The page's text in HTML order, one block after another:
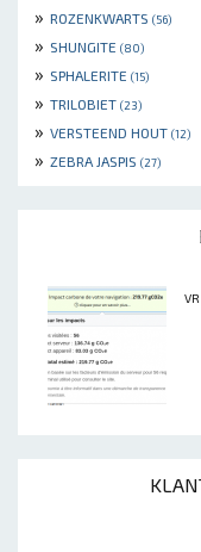
» ROZENKWARTS (56)
» SHUNGITE (80)
» SPHALERITE (15)
» TRILOBIET (23)
» VERSTEEND HOUT (12)
» ZEBRA JASPIS (27)